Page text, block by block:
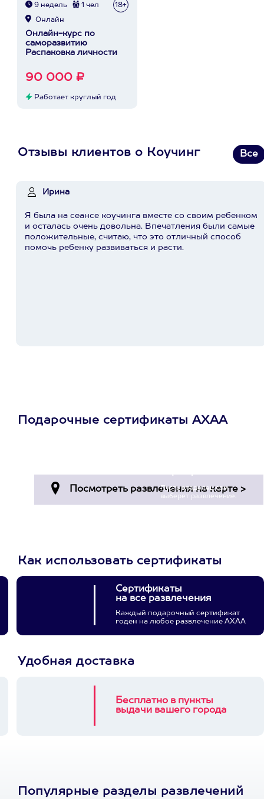
9 недель 1 чел 18+
Онлайн
Онлайн-курс по
саморазвитию
Распаковка личности
90 000 ₽
Работает круглый год
Отзывы клиентов о Коучинг Все
Ирина
Я была на сеансе коучинга вместе со своим ребенком
и осталась очень довольна. Впечатления были самые
положительные, считаю, что это отличный способ
помочь ребенку развиваться и расти.
Подарочные сертификаты АХАА
Пусть владелец сам
выберет развлечение.
Как использовать сертификаты
Сертификаты
на все развлечения
Каждый подарочный сертификат
годен на любое развлечение АХАА
Удобная доставка
Бесплатно в пункты
выдачи вашего города
Популярные разделы развлечений